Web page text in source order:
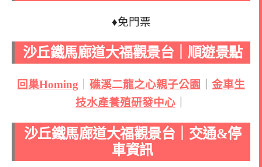
♦免門票
沙丘鐵馬廊道大福觀景台｜順遊景點
回巢Homing 礁溪二龍之心親子公園
金車生
技水產養殖研發中心
沙丘鐵馬廊道大福觀景台｜交通&停
車資訊